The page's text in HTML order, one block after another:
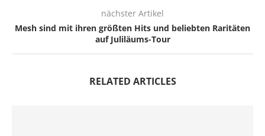
nächster Artikel
Mesh sind mit ihren größten Hits und beliebten Raritäten
auf Juliläums-Tour
RELATED ARTICLES